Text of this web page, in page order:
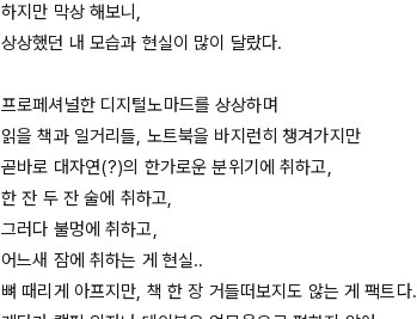
하지만 막상 해보니,
상상했던 내 모습과 현실이 많이 달랐다.
프로페셔널한 디지털노마드를 상상하며
읽을 책과 일거리들, 노트북을 바지런히 챙겨가지만
곧바로 대자연(?)의 한가로운 분위기에 취하고,
한 잔 두 잔 술에 취하고,
그러다 불멍에 취하고,
어느새 잠에 취하는 게 현실..
뼈 때리게 아프지만, 책 한 장 거들떠보지도 않는 게 팩트다.